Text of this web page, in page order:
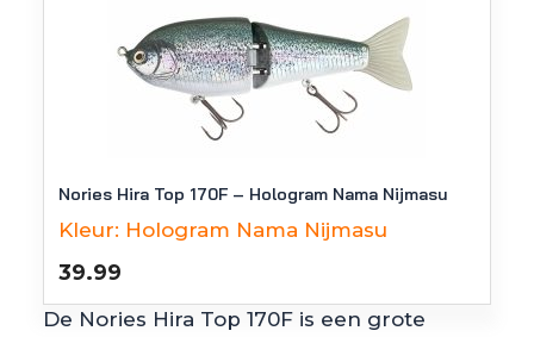
Nories Hira Top 170F – Hologram Nama Nijmasu
Kleur: Hologram Nama Nijmasu
39.99
De Nories Hira Top 170F is een grote